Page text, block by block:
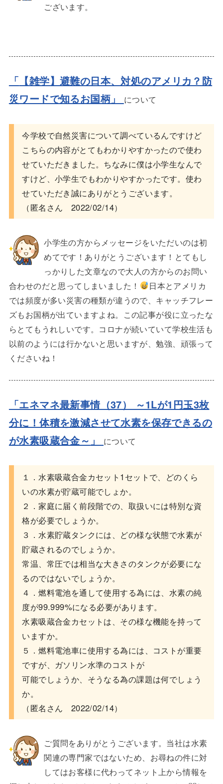
ございます。
「 【雑学】避難の日本、対処のアメリカ？防
災ワードで知るお国柄 」 について
今学校で自然災害について調べているんですけど
こちらの内容がとてもわかりやすかったので使わ
せていただきました。ちなみに僕は小学生なんで
すけど、小学生でもわかりやすかったです。使わ
せていただき誠にありがとうございます。
（匿名さん 2022/02/14）
小学生の方からメッセージをいただいのは初
めてです！ありがとうございます！とてもし
っかりした文章なので大人の方からのお問い
合わせのだと思ってしまいました！
日本とアメリカ
では頻度が多い災害の種類が違うので、キャッチフレー
ズもお国柄が出ていますよね。この記事が役に立ったな
らとてもうれしいです。コロナが続いていて学校生活も
以前のようには行かないと思いますが、勉強、頑張って
くださいね！
「エネマネ最新事情（37） ～1Lが1円玉3枚
分に！体積を激減させて水素を保存できるの
が水素吸蔵合金～ 」 について
１．水素吸蔵合金カセット1セットで、どのくら
いの水素が貯蔵可能でしょか。
２．家庭に届く前段階での、取扱いには特別な資
格が必要でしょうか。
３．水素貯蔵タンクには、どの様な状態で水素が
貯蔵されるのでしょうか。
常温、常圧では相当な大きさのタンクが必要にな
るのではないでしょうか。
４．燃料電池を通して使用する為には、水素の純
度が99.999%になる必要があります。
水素吸蔵合金カセットは、その様な機能を持って
いますか。
５．燃料電池車に使用する為には、コストが重要
ですが、ガソリン水準のコストが
可能でしょうか、そうなる為の課題は何でしょう
か。
（匿名さん 2022/02/14）
ご質問をありがとうございます。当社は水素
関連の専門家ではないため、お尋ねの件に対
してはお客様に代わってネット上から情報を